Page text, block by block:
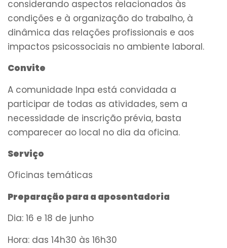
considerando aspectos relacionados às
condições e à organização do trabalho, à
dinâmica das relações profissionais e aos
impactos psicossociais no ambiente laboral.
Convite
A comunidade Inpa está convidada a
participar de todas as atividades, sem a
necessidade de inscrição prévia, basta
comparecer ao local no dia da oficina.
Serviço
Oficinas temáticas
Preparação para a aposentadoria
Dia: 16 e 18 de junho
Hora: das 14h30 às 16h30